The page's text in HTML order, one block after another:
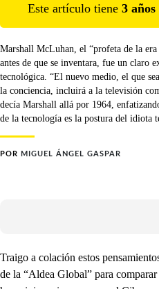
Este artículo tiene 3 años
Marshall McLuhan, el “profeta de la
antes de que se inventara, fue un claro
tecnológica. “El nuevo medio, el que
la conciencia, incluirá a la televisión
decía Marshall allá por 1964,
de la tecnología es la postura del idiota
POR MIGUEL ÁNGEL GASPAR
Traigo a colación estos
de la “Aldea Global” para